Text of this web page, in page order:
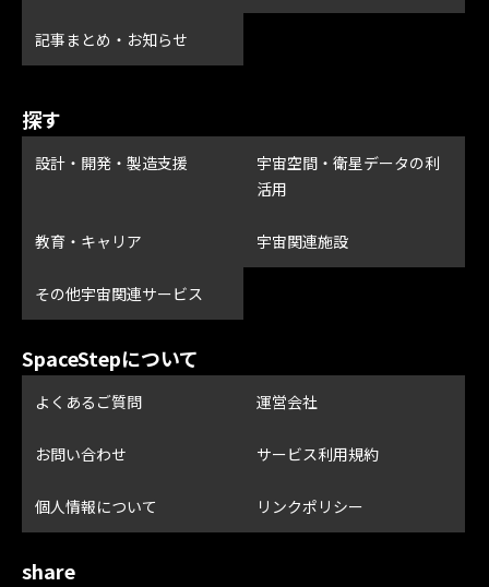
記事まとめ・お知らせ
探す
設計・開発・製造支援
宇宙空間・衛星データの利
活用
教育・キャリア 宇宙関連施設
その他宇宙関連サービス
SpaceStepについて
よくあるご質問 運営会社
お問い合わせ サービス利用規約
個人情報について リンクポリシー
share